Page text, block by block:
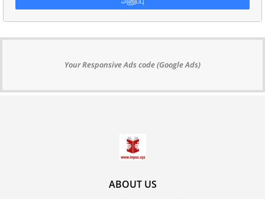
Your Responsive Ads code (Google Ads)
ABOUT US